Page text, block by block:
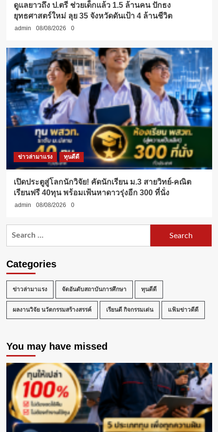
ดูแลยาวถึง ป.ตรี ช่วยเด็กแล้ว 1.5 ล้านคน ปักธง
ยุทธศาสตร์ใหม่ ลุย 35 จังหวัดดันเป้า 4 ล้านชีวิต
admin 08/08/2026 0
ข่าวล่ามาแรง ทุนดีดี
เปิดประตูสู่โลกนักวิจัย! คัดนักเรียน ม.3 สายวิทย์-คณิต
เรียนฟรี 40ทุน พร้อมเฟ้นหาดาวรุ่งอีก 300 ที่นั่ง
admin 08/08/2026 0
Categories
ข่าวล่ามาแรง จัดอันดับสถาบันการศึกษา ทุนดีดี
ผลงานวิจัย นวัตกรรมสร้างสรรค์ เรียนดี กิจกรรมเด่น แฟ้มข่าวดีดี
You may have missed